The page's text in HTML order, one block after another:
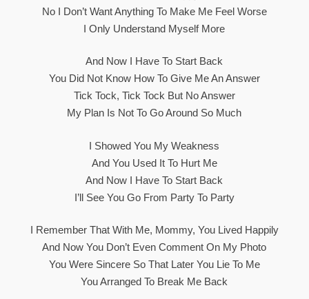
No I Don’t Want Anything To Make Me Feel Worse
I Only Understand Myself More
And Now I Have To Start Back
You Did Not Know How To Give Me An Answer
Tick Tock, Tick Tock But No Answer
My Plan Is Not To Go Around So Much
I Showed You My Weakness
And You Used It To Hurt Me
And Now I Have To Start Back
I’ll See You Go From Party To Party
I Remember That With Me, Mommy, You Lived Happily
And Now You Don’t Even Comment On My Photo
You Were Sincere So That Later You Lie To Me
You Arranged To Break Me Back